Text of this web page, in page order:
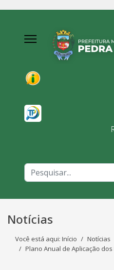
Notícias
Você está aqui: Início
Notícias
Plano Anual de Aplicação dos